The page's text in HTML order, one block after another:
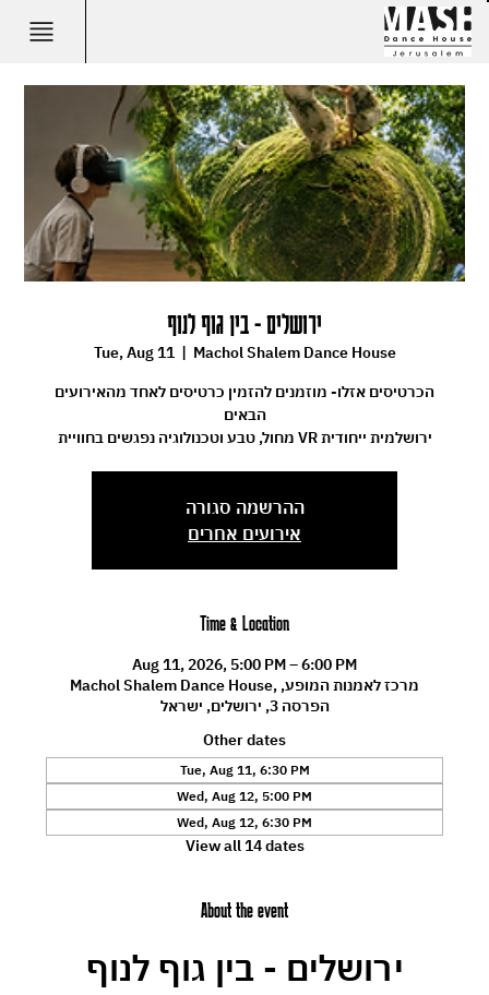
ירושלים - בין גוף לנוף
Tue, Aug 11
  |
Machol Shalem Dance House
הכרטיסים אזלו- מוזמנים להזמין כרטיסים לאחד מהאירועים
הבאים
מחול, טבע וטכנולוגיה נפגשים בחוויית VR ירושלמית ייחודית
ההרשמה סגורה
אירועים אחרים
Time & Location
Aug 11, 2026, 5:00 PM – 6:00 PM
Machol Shalem Dance House, מרכז לאמנות המופע,
הפרסה 3, ירושלים, ישראל
Other dates
Tue, Aug 11, 6:30 PM
Wed, Aug 12, 5:00 PM
Wed, Aug 12, 6:30 PM
View all 14 dates
About the event
ירושלים - בין גוף לנוף